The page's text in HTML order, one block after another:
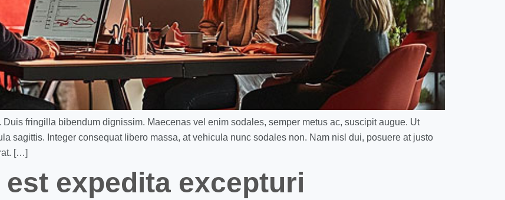
fringilla bibendum dignissim. Maecenas vel enim sodales, semper metus ac, suscipit augue. Ut
sagittis. Integer consequat libero massa, at vehicula nunc sodales non. Nam nisl dui, posuere at justo
[…]
expedita excepturi